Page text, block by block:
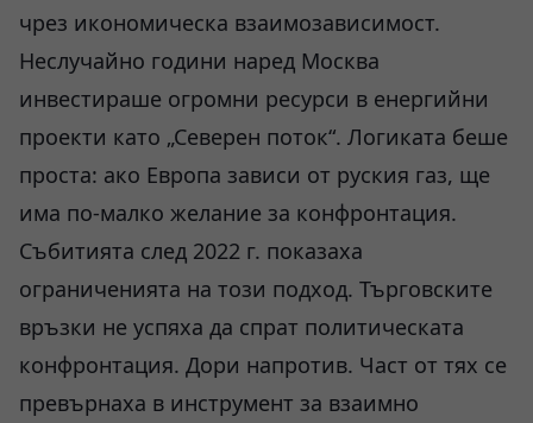
чрез икономическа взаимозависимост.
Неслучайно години наред Москва
инвестираше огромни ресурси в енергийни
проекти като „Северен поток“. Логиката беше
проста: ако Европа зависи от руския газ, ще
има по-малко желание за конфронтация.
Събитията след 2022 г. показаха
ограниченията на този подход. Търговските
връзки не успяха да спрат политическата
конфронтация. Дори напротив. Част от тях се
превърнаха в инструмент за взаимно